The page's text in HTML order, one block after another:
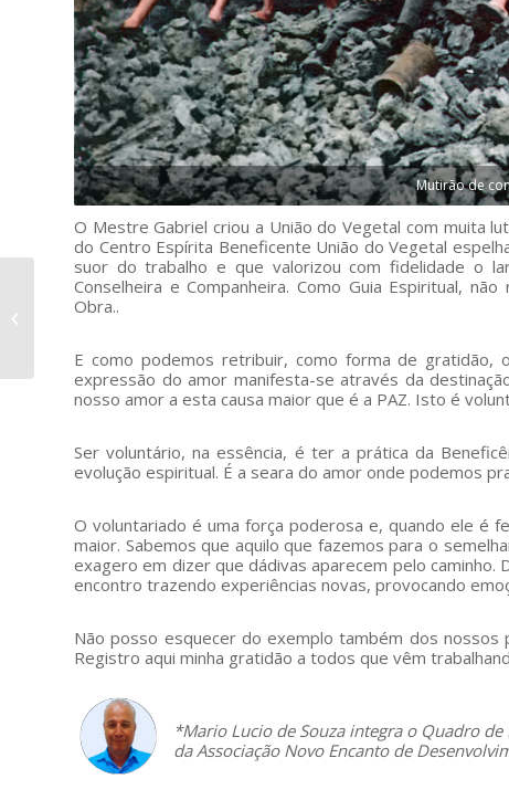
Mutirão de
O Mestre Gabriel criou a União do Vegetal com muita
do Centro Espírita Beneficente União do Vegetal
suor do trabalho e que valorizou com fidelidade o
Conselheira e Companheira. Como Guia Espiritual,
Obra..
E como podemos retribuir, como forma de gratidão,
expressão do amor manifesta-se através da
nosso amor a esta causa maior que é a PAZ. Isto é
Ser voluntário, na essência, é ter a prática da
evolução espiritual. É a seara do amor onde podemos
O voluntariado é uma força poderosa e, quando ele é
maior. Sabemos que aquilo que fazemos para o
exagero em dizer que dádivas aparecem pelo
encontro trazendo experiências novas, provocando
Não posso esquecer do exemplo também dos
Registro aqui minha gratidão a todos que vêm
*Mario Lucio de Souza integra o Quadro
da Associação Novo Encanto de
Salve a União do
Vegetal! Salve os 50